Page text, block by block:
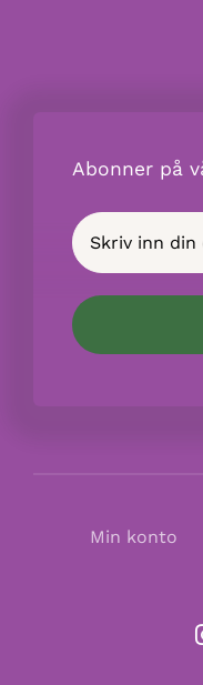
Abonner på
Min konto